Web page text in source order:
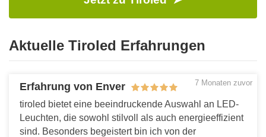
Aktuelle Tiroled Erfahrungen
Erfahrung von Enver 7 Monaten zuvor
tiroled bietet eine beeindruckende Auswahl an LED-
Leuchten, die sowohl stilvoll als auch energieeffizient
sind. Besonders begeistert bin ich von der